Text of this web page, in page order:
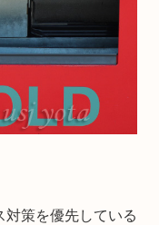
策を優先している